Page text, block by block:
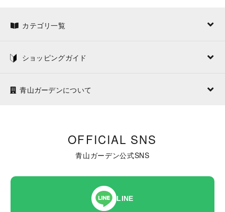
カテゴリ一覧
ショッピングガイド
青山ガーデンについて
OFFICIAL SNS
青山ガーデン公式SNS
LINE